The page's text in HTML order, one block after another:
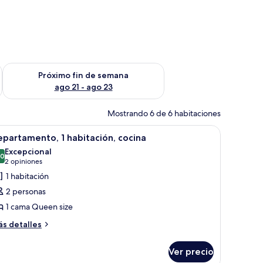
semana ago 14 - ago 16
Próximo fin de semana
ago 21 - ago 23
Consulta la disponibilidad para el próximo fin de semana
Mostrando 6 de 6 habitaciones
grande, un televisor de pantalla plana, un sofá, una mesa de centro y
Una cocina moderna con
6 1 habitación, cocina
de 10
Excepcional
2 opiniones
(2
opiniones)
1 habitación
2 personas
1 cama Queen size
detalles
Ver precio